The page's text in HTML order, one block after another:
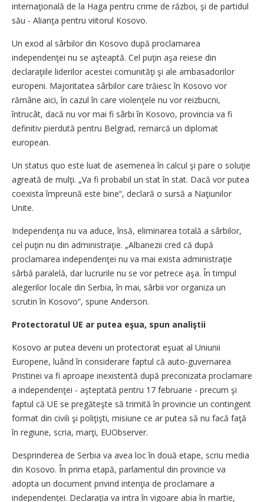
internaţională de la Haga pentru crime de război, şi de partidul
său - Alianţa pentru viitorul Kosovo.
Un exod al sârbilor din Kosovo după proclamarea
independenţei nu se aşteaptă. Cel puţin aşa reiese din
declaraţiile liderilor acestei comunităţi şi ale ambasadorilor
europeni. Majoritatea sârbilor care trăiesc în Kosovo vor
rămâne aici, în cazul în care violenţele nu vor reizbucni,
întrucât, dacă nu vor mai fi sârbi în Kosovo, provincia va fi
definitiv pierdută pentru Belgrad, remarcă un diplomat
european.
Un status quo este luat de asemenea în calcul şi pare o soluţie
agreată de mulţi. „Va fi probabil un stat în stat. Dacă vor putea
coexista împreună este bine“, declară o sursă a Naţiunilor
Unite.
Independenţa nu va aduce, însă, eliminarea totală a sârbilor,
cel puţin nu din administraţie. „Albanezii cred că după
proclamarea independenţei nu va mai exista administraţie
sârbă paralelă, dar lucrurile nu se vor petrece aşa. În timpul
alegerilor locale din Serbia, în mai, sârbii vor organiza un
scrutin în Kosovo“, spune Anderson.
Protectoratul UE ar putea eşua, spun analiştii
Kosovo ar putea deveni un protectorat eşuat al Uniunii
Europene, luând în considerare faptul că auto-guvernarea
Pristinei va fi aproape inexistentă după preconizata proclamare
a independenţei - aşteptată pentru 17 februarie - precum şi
faptul că UE se pregăteşte să trimită în provincie un contingent
format din civili şi poliţişti, misiune ce ar putea să nu facă faţă
în regiune, scria, marţi, EUObserver.
Desprinderea de Serbia va avea loc în două etape, scriu media
din Kosovo. În prima etapă, parlamentul din provincie va
adopta un document privind intenţia de proclamare a
independenţei. Declaraţia va intra în vigoare abia în martie,